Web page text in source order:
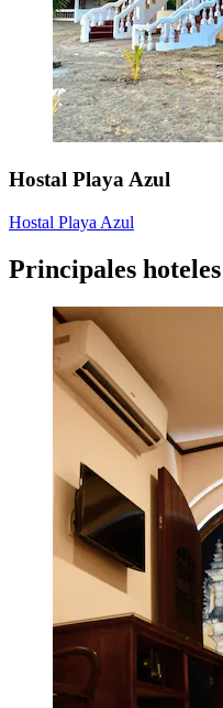
Hostal Playa Azul
Hostal Playa Azul
Principales